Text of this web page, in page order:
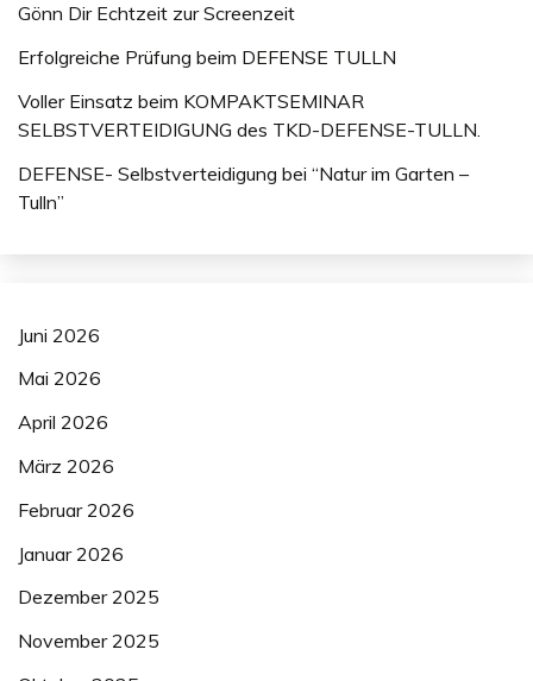
Gönn Dir Echtzeit zur Screenzeit
Erfolgreiche Prüfung beim DEFENSE TULLN
Voller Einsatz beim KOMPAKTSEMINAR
SELBSTVERTEIDIGUNG des TKD-DEFENSE-TULLN.
DEFENSE- Selbstverteidigung bei “Natur im Garten –
Tulln”
Juni 2026
Mai 2026
April 2026
März 2026
Februar 2026
Januar 2026
Dezember 2025
November 2025